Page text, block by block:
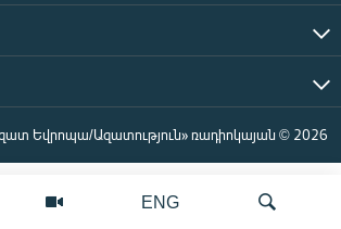
ENG
Եվրոպա/Ազատություն» ռադիոկայան © 2026